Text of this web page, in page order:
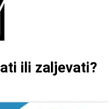
ili zaljevati?